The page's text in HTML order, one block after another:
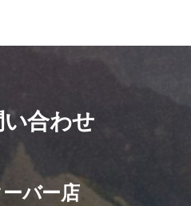
い合わせ
バー店